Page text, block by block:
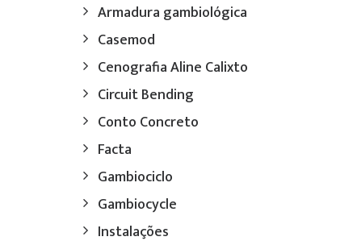
Armadura gambiológica
Casemod
Cenografia Aline Calixto
Circuit Bending
Conto Concreto
Facta
Gambiociclo
Gambiocycle
Instalações